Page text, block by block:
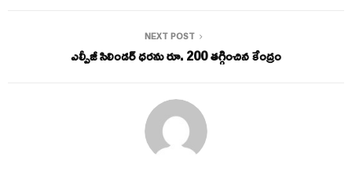
NEXT POST
ఎల్పీజీ సిలిండర్ ధరను రూ. 200 తగ్గించిన కేంద్రం